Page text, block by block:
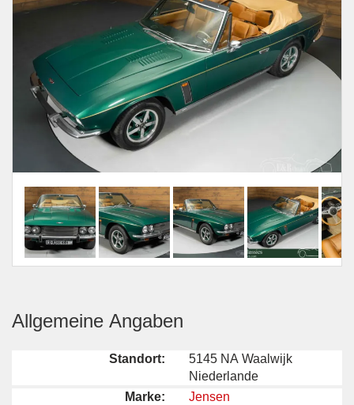
Allgemeine Angaben
Standort:
5145 NA Waalwijk
Niederlande
Marke:
Jensen